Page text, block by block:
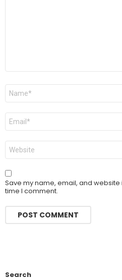
Name
Email
Website
Save my name, email, and
time I comment.
Search